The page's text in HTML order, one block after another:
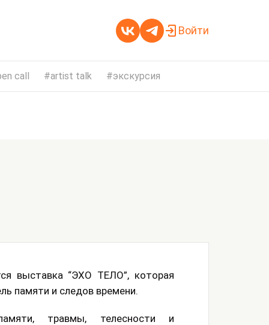
Войти
call artist talk экскурсия
выставка “ЭХО ТЕЛО”, которая
памяти и следов времени.
травмы, телесности и